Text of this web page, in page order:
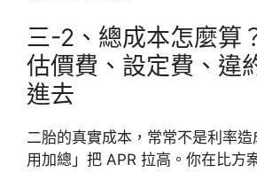
三-2、總成本怎麼算
估價費、設定費、違
進去
二胎的真實成本，常常不是利率
用加總」把 APR 拉高。你在比方